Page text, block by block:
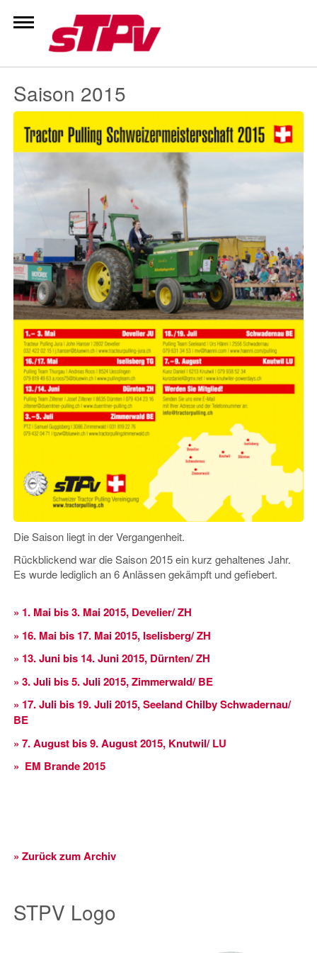
Inhalt
Saison 2015
Die Saison liegt in der Vergangenheit.
Rückblickend war die Saison 2015 ein kurz gehaltenes Jahr.
Es wurde lediglich an 6 Anlässen gekämpft und gefiebert.
» 1. Mai bis 3. Mai 2015, Develier/ ZH
» 16. Mai bis 17. Mai 2015, Iselisberg/ ZH
» 13. Juni bis 14. Juni 2015, Dürnten/ ZH
» 3. Juli bis 5. Juli 2015, Zimmerwald/ BE
» 17. Juli bis 19. Juli 2015, Seeland Chilby Schwadernau/
BE
» 7. August bis 9. August 2015, Knutwil/ LU
» EM Brande 2015
» Zurück zum Archiv
STPV Logo